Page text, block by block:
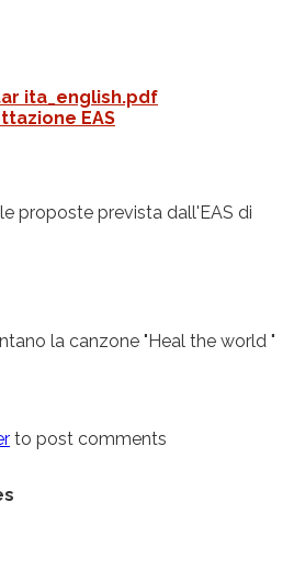
ita_english.pdf
EAS
proposte prevista dall'EAS di
la canzone "Heal the world "
to post comments